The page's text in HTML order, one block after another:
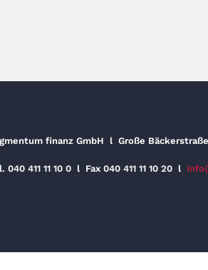
finanz GmbH l Große
040 411 11 10 0 l Fax 040 411 11 10 20 l